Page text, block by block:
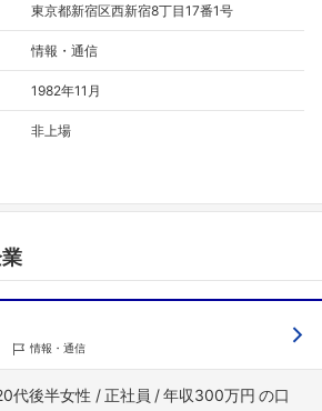
東京都新宿区西新宿8丁目17番1号
情報・通信
1982年11月
非上場
情報・通信
代後半女性 正社員 年収300万円